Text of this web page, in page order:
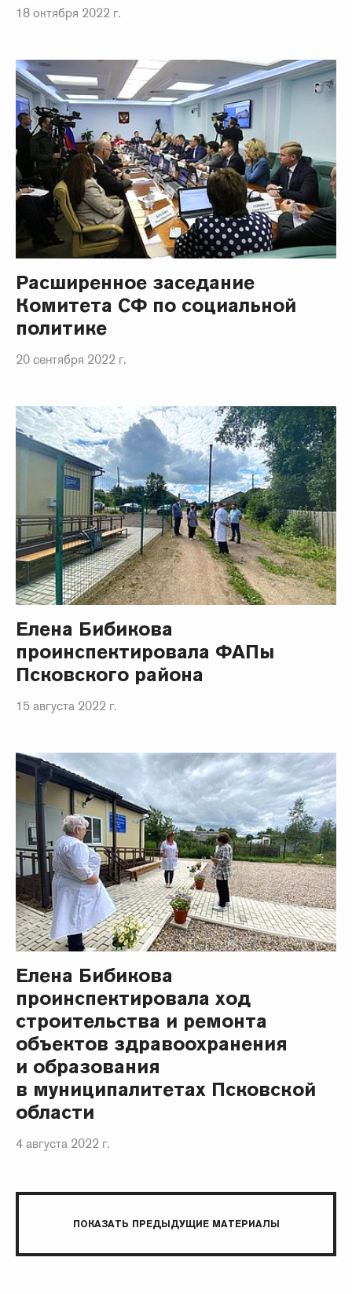
18 октября 2022 г.
Расширенное заседание
Комитета СФ по социальной
политике
20 сентября 2022 г.
Елена Бибикова
проинспектировала ФАПы
Псковского района
15 августа 2022 г.
Елена Бибикова
проинспектировала ход
строительства и ремонта
объектов здравоохранения
и образования
в муниципалитетах Псковской
области
4 августа 2022 г.
ПОКАЗАТЬ ПРЕДЫДУЩИЕ МАТЕРИАЛЫ